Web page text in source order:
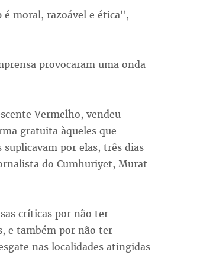
é moral, razoável e ética",
provocaram uma onda
Vermelho, vendeu
gratuita àqueles que
por elas, três dias
do Cumhuriyet, Murat
críticas por não ter
e também por não ter
nas localidades atingidas